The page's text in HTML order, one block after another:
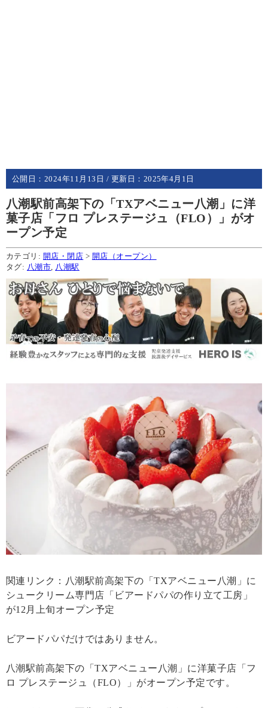
公開日： 2024年11月13日 / 更新日： 2025年4月1日
八潮駅前高架下の「TXアベニュー八潮」に洋
菓子店「フロ プレステージュ（FLO）」がオ
ープン予定
カテゴリ: 開店・閉店 > 開店（オープン）
タグ: 八潮市, 八潮駅
関連リンク：八潮駅前高架下の「TXアベニュー八潮」に
シュークリーム専門店「ビアードパパの作り立て工房」
が12月上旬オープン予定
ビアードパパだけではありません。
八潮駅前高架下の「TXアベニュー八潮」に洋菓子店「フ
ロ プレステージュ（FLO）」がオープン予定です。